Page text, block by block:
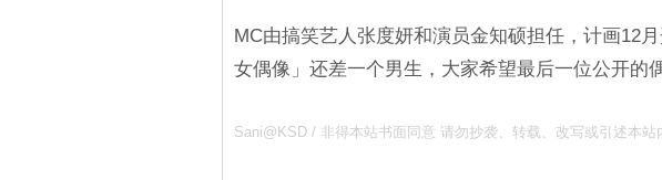
MC由搞笑艺人张度妍和演员金知硕担任，计画12
女偶像」还差一个男生，大家希望最后一位公开的
Sani@KSD / 非得本站书面同意 请勿抄袭、转载、改写或引述本